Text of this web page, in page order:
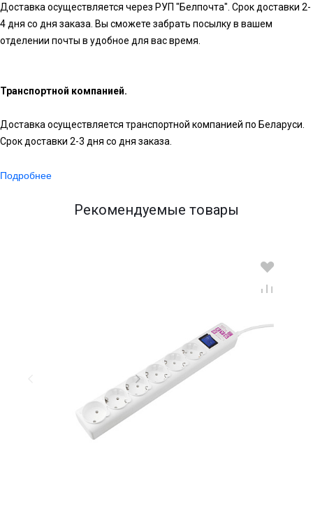
Доставка осуществляется через РУП "Белпочта". Срок доставки 2-
4 дня со дня заказа. Вы сможете забрать посылку в вашем
отделении почты в удобное для вас время.
Транспортной компанией.
Доставка осуществляется транспортной компанией по Беларуси.
Срок доставки 2-3 дня со дня заказа.
Подробнее
Рекомендуемые товары